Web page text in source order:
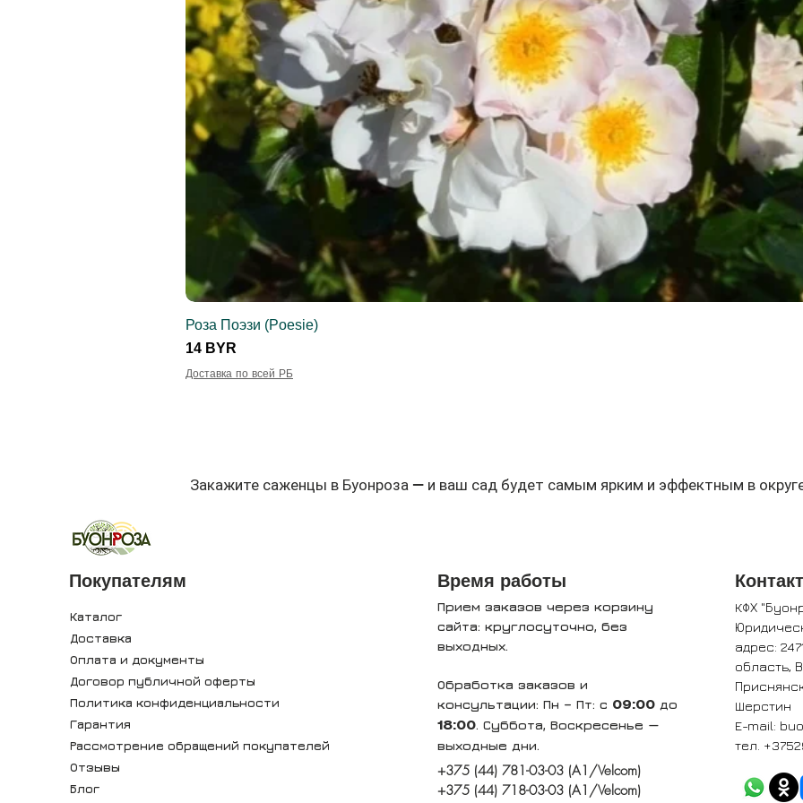
Роза Поэзи (Poesie)
Цена
14 BYR
Доставка по всей РБ
Закажите саженцы в Буонроза — и ваш сад будет самым ярким и эффектным в
Покупателям
Каталог
Доставка
Оплата и документы
Договор публичной оферты
Политика конфиденциальности
Гарантия
Рассмотрение обращений покупателей
Отзывы
Блог
Время работы
Прием заказов через корзину
сайта: круглосуточно, без
выходных.
Обработка заказов и
консультации: Пн – Пт: с 09:00 до
18:00. Суббота, Воскресенье —
выходные дни.
+375 (44) 781-03-03 (A1/Velcom)
+375 (44) 718-03-03 (A1/Velcom)
КФХ
адрес:
область,
Шерстин
E-mail:
тел.